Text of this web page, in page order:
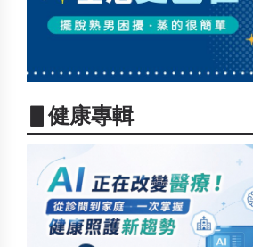
▋健康專輯